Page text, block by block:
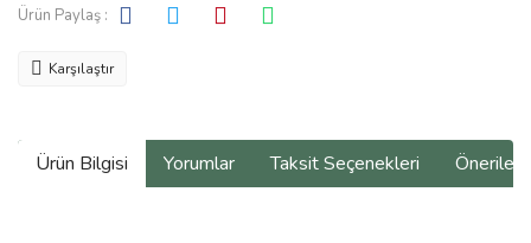
Ürün Paylaş :
Karşılaştır
Ürün Bilgisi Yorumlar Taksit Seçenekleri